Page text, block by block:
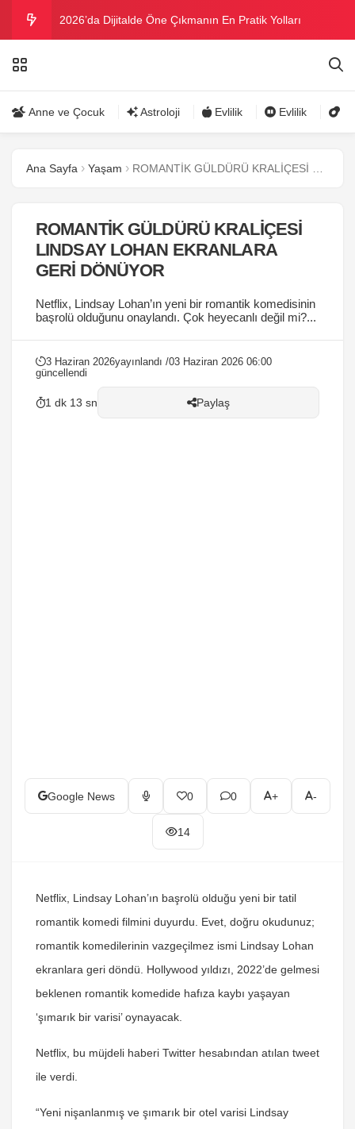
2026’da Dijitalde Öne Çıkmanın En Pratik Yolları
Danla Bilic ile Reynmen Miami’de tatilde
Anne ve Çocuk Astroloji Evlilik Evlilik
Ana Sayfa Yaşam
ROMANTİK GÜLDÜRÜ KRALİÇESİ
LINDSAY LOHAN EKRANLARA
GERİ DÖNÜYOR
Netflix, Lindsay Lohan’ın yeni bir romantik komedisinin
başrolü olduğunu onaylandı. Çok heyecanlı değil mi?...
3 Haziran 2026yayınlandı /03 Haziran 2026 06:00
güncellendi
1 dk 13 sn Paylaş
Google News 0 0 + -
14
Netflix, Lindsay Lohan’ın başrolü olduğu yeni bir tatil
romantik komedi filmini duyurdu. Evet, doğru okudunuz;
romantik komedilerinin vazgeçilmez ismi Lindsay Lohan
ekranlara geri döndü. Hollywood yıldızı, 2022’de gelmesi
beklenen romantik komedide hafıza kaybı yaşayan
‘şımarık bir varisi’ oynayacak.
Netflix, bu müjdeli haberi Twitter hesabından atılan tweet
ile verdi.
“Yeni nişanlanmış ve şımarık bir otel varisi Lindsay